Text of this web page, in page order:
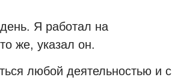
Я работал на
же, указал он.
любой деятельностью и с